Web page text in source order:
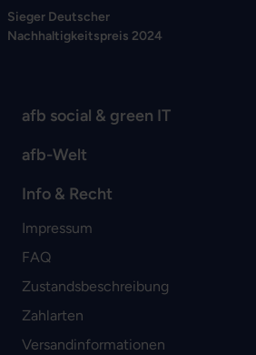
Sieger Deutscher
Nachhaltigkeitspreis 2024
afb social & green IT
afb-Welt
Info & Recht
Impressum
FAQ
Zustandsbeschreibung
Zahlarten
Versandinformationen